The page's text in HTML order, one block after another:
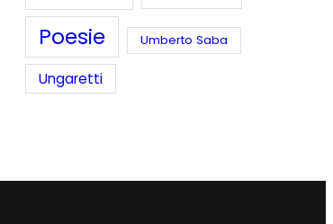
Poesie Umberto Saba
Ungaretti